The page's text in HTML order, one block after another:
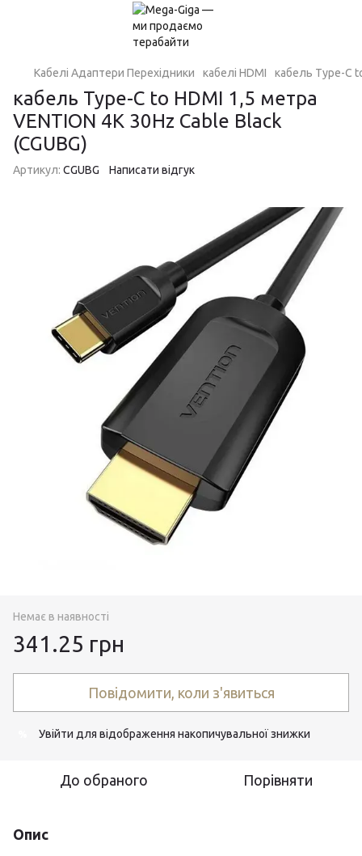
Кабелі Адаптери Перехідники кабелі HDMI кабель Type-C
кабель Type-C to HDMI 1,5 метра
VENTION 4K 30Hz Cable Black
(CGUBG)
Артикул: CGUBG Написати відгук
Немає в наявності
341.25 грн
Повідомити, коли з'явиться
Увійти для відображення накопичувальної знижки
До обраного Порівняти
Опис